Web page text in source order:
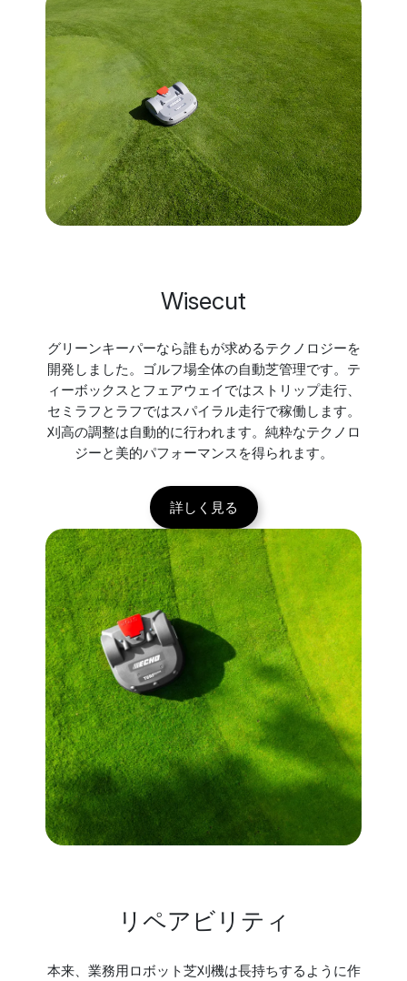
Wisecut
グリーンキーパーなら誰もが求めるテクノロジーを
開発しました。ゴルフ場全体の自動芝管理です。テ
ィーボックスとフェアウェイではストリップ走行、
セミラフとラフではスパイラル走行で稼働します。
刈高の調整は自動的に行われます。純粋なテクノロ
ジーと美的パフォーマンスを得られます。
詳しく見る
リペアビリティ
本来、業務用ロボット芝刈機は長持ちするように作